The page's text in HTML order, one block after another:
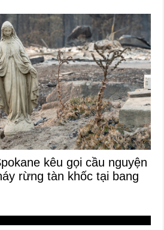
kêu gọi cầu nguyện
rừng tàn khốc tại bang